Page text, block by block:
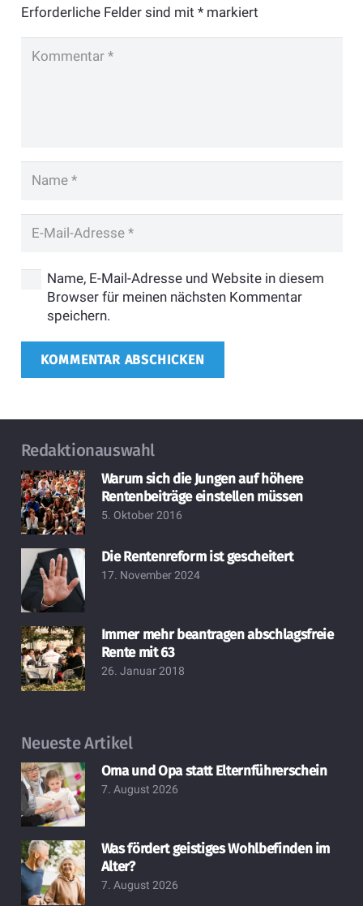
Erforderliche Felder sind mit *markiert
Name, E-Mail-Adresse und Website in diesem
Browser für meinen nächsten Kommentar
speichern.
KOMMENTAR ABSCHICKEN
Redaktionauswahl
Warum sich die Jungen auf höhere
Rentenbeiträge einstellen müssen
5. Oktober 2016
Die Rentenreform ist gescheitert
17. November 2024
Immer mehr beantragen abschlagsfreie
Rente mit 63
26. Januar 2018
Neueste Artikel
Oma und Opa statt Elternführerschein
7. August 2026
Was fördert geistiges Wohlbefinden im
Alter?
7. August 2026